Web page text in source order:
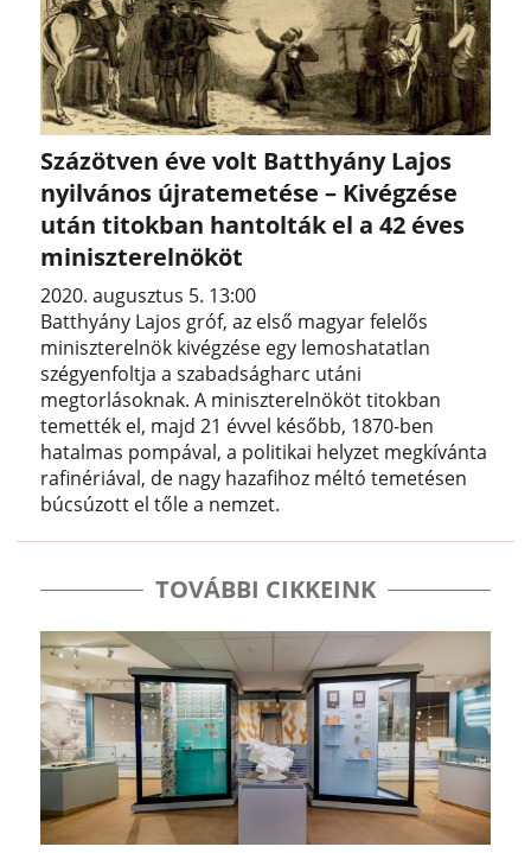
Százötven éve volt Batthyány Lajos
nyilvános újratemetése – Kivégzése
után titokban hantolták el a 42 éves
miniszterelnököt
2020. augusztus 5. 13:00
Batthyány Lajos gróf, az első magyar felelős
miniszterelnök kivégzése egy lemoshatatlan
szégyenfoltja a szabadságharc utáni
megtorlásoknak. A miniszterelnököt titokban
temették el, majd 21 évvel később, 1870-ben
hatalmas pompával, a politikai helyzet megkívánta
rafinériával, de nagy hazafihoz méltó temetésen
búcsúzott el tőle a nemzet.
TOVÁBBI CIKKEINK